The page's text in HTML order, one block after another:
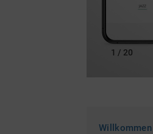
1 / 20
Willkommen